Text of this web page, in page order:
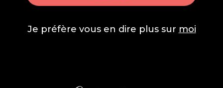
Je préfère vous en dire plus sur moi